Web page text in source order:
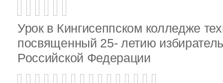
Урок в Кингисеппском колледже
посвященный 25- летию
Российской Федерации